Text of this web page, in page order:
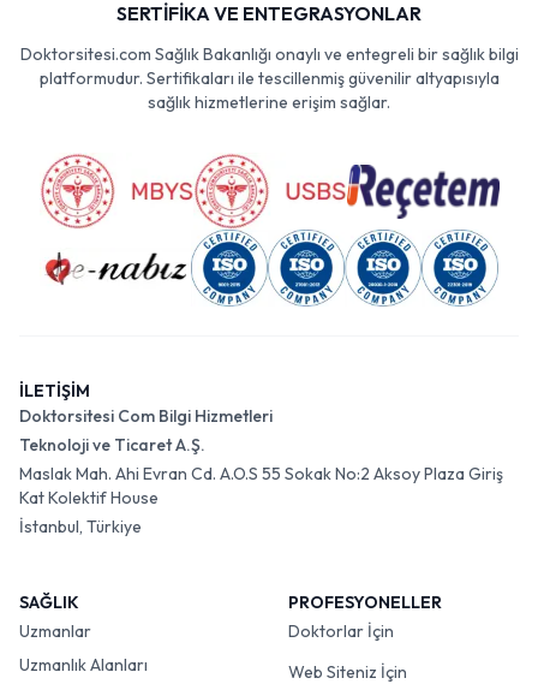
SERTİFİKA VE ENTEGRASYONLAR
Doktorsitesi.com Sağlık Bakanlığı onaylı ve entegreli bir sağlık bilgi
platformudur. Sertifikaları ile tescillenmiş güvenilir altyapısıyla
sağlık hizmetlerine erişim sağlar.
İLETİŞİM
Doktorsitesi Com Bilgi Hizmetleri
Teknoloji ve Ticaret A.Ş.
Maslak Mah. Ahi Evran Cd. A.O.S 55 Sokak No:2 Aksoy Plaza Giriş
Kat Kolektif House
İstanbul, Türkiye
SAĞLIK
Uzmanlar
Uzmanlık Alanları
PROFESYONELLER
Doktorlar İçin
Web Siteniz İçin